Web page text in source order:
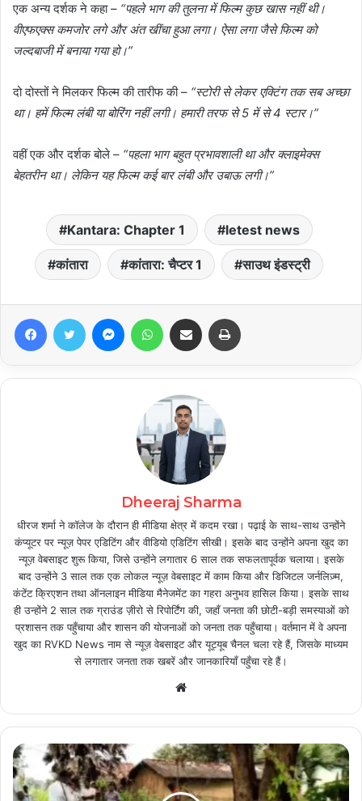
एक अन्य दर्शक ने कहा – “पहले भाग की तुलना में फिल्म कुछ खास नहीं थी।
वीएफएक्स कमजोर लगे और अंत खींचा हुआ लगा। ऐसा लगा जैसे फिल्म को
जल्दबाजी में बनाया गया हो।”
दो दोस्तों ने मिलकर फिल्म की तारीफ की – “स्टोरी से लेकर एक्टिंग तक सब अच्छा
था। हमें फिल्म लंबी या बोरिंग नहीं लगी। हमारी तरफ से 5 में से 4 स्टार।”
वहीं एक और दर्शक बोले – “पहला भाग बहुत प्रभावशाली था और क्लाइमेक्स
बेहतरीन था। लेकिन यह फिल्म कई बार लंबी और उबाऊ लगी।”
Kantara: Chapter 1 letest news
कांतारा कांतारा: चैप्टर 1 साउथ इंडस्ट्री
FacebookTwitter MessengerWhatsAppShare via Email
Dheeraj Sharma
धीरज शर्मा ने कॉलेज के दौरान ही मीडिया क्षेत्र में कदम रखा। पढ़ाई के साथ-साथ उन्होंने
कंप्यूटर पर न्यूज़ पेपर एडिटिंग और वीडियो एडिटिंग सीखी। इसके बाद उन्होंने अपना खुद का
न्यूज़ वेबसाइट शुरू किया, जिसे उन्होंने लगातार 6 साल तक सफलतापूर्वक चलाया। इसके
बाद उन्होंने 3 साल तक एक लोकल न्यूज़ वेबसाइट में काम किया और डिजिटल जर्नलिज़्म,
कंटेंट क्रिएशन तथा ऑनलाइन मीडिया मैनेजमेंट का गहरा अनुभव हासिल किया। इसके साथ
ही उन्होंने 2 साल तक ग्राउंड ज़ीरो से रिपोर्टिंग की, जहाँ जनता की छोटी-बड़ी समस्याओं को
प्रशासन तक पहुँचाया और शासन की योजनाओं को जनता तक पहुँचाया। वर्तमान में वे अपना
खुद का RVKD News नाम से न्यूज़ वेबसाइट और यूट्यूब चैनल चला रहे हैं, जिसके माध्यम
से लगातार जनता तक खबरें और जानकारियाँ पहुँचा रहे हैं।
Website